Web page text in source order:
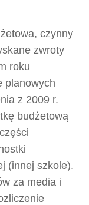
czynny
zwroty
roku
planowych
z 2009 r.
budżetową
(innej szkole).
za media i